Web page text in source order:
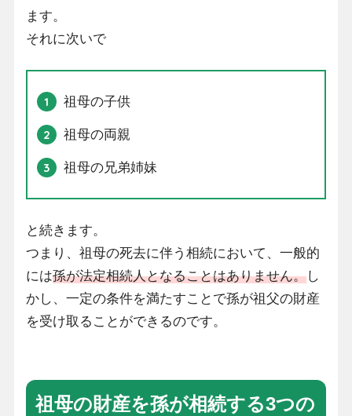
ます。
それに次いで
祖母の子供
祖母の両親
祖母の兄弟姉妹
と続きます。
つまり、祖母の死去に伴う相続において、一般的
には孫が法定相続人となることはありません。し
かし、一定の条件を満たすことで孫が祖父の財産
を受け取ることができるのです。
祖母の財産を孫が相続する3つの